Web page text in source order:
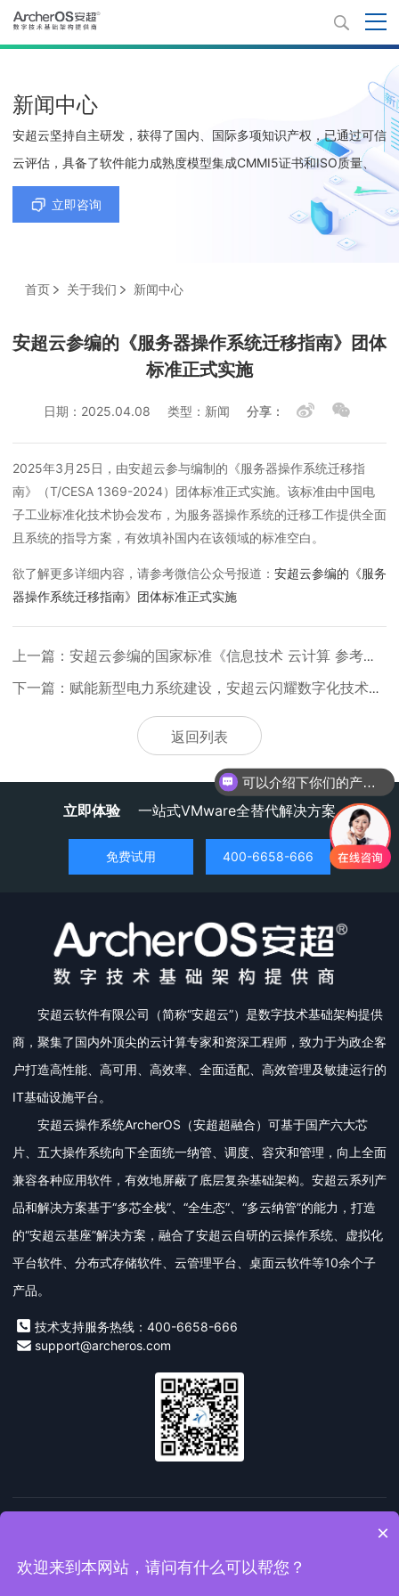
新闻中心
安超云坚持自主研发，获得了国内、国际多项知识产权，已通过可信
云评估，具备了软件能力成熟度模型集成CMMI5证书和ISO质量、
环境、职业健康安全、信息技术服务及信息安全等5项管理体系认证
立即咨询
首页 关于我们 新闻中心
安超云参编的《服务器操作系统迁移指南》团体
标准正式实施
日期：2025.04.08 类型：新闻 分享：
2025年3月25日，由安超云参与编制的《服务器操作系统迁移指
南》（T/CESA 1369-2024）团体标准正式实施。该标准由中国电
子工业标准化技术协会发布，为服务器操作系统的迁移工作提供全面
且系统的指导方案，有效填补国内在该领域的标准空白。
欲了解更多详细内容，请参考微信公众号报道： 安超云参编的《服务
器操作系统迁移指南》团体标准正式实施
上一篇：安超云参编的国家标准《信息技术 云计算 参考架构》正式实施
下一篇：赋能新型电力系统建设，安超云闪耀数字化技术与网络安全培训会
返回列表
立即体验 一站式VMware全替代解决方案
免费试用 400-6658-666
安超云软件有限公司（简称“安超云”）是数字技术基础架构提供
商，聚集了国内外顶尖的云计算专家和资深工程师，致力于为政企客
户打造高性能、高可用、高效率、全面适配、高效管理及敏捷运行的
IT基础设施平台。
安超云操作系统ArcherOS（安超超融合）可基于国产六大芯
片、五大操作系统向下全面统一纳管、调度、容灾和管理，向上全面
兼容各种应用软件，有效地屏蔽了底层复杂基础架构。安超云系列产
品和解决方案基于“多芯全栈”、“全生态”、“多云纳管”的能力，打造
的“安超云基座”解决方案，融合了安超云自研的云操作系统、虚拟化
平台软件、分布式存储软件、云管理平台、桌面云软件等10余个子
产品。
技术支持服务热线：400-6658-666
support@archeros.com
超融合一体
Copyright© 2019-2026 安超云软件有限公司版权所有
可以介绍下你们的产品么
×
欢迎来到本网站，请问有什么可以帮您？